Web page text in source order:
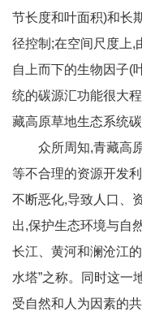
节长度和叶面积)和长
径控制;在空间尺度上,
自上而下的生物因子(
统的碳源汇功能很大
藏高原草地生态系统
众所周知,青藏高原
等不合理的资源开发
不断恶化,导致人口、
出,保护生态环境与自
长江、黄河和澜沧江
水塔”之称。同时这一
受自然和人为因素的